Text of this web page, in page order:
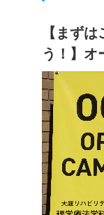
【まず
う！】オ